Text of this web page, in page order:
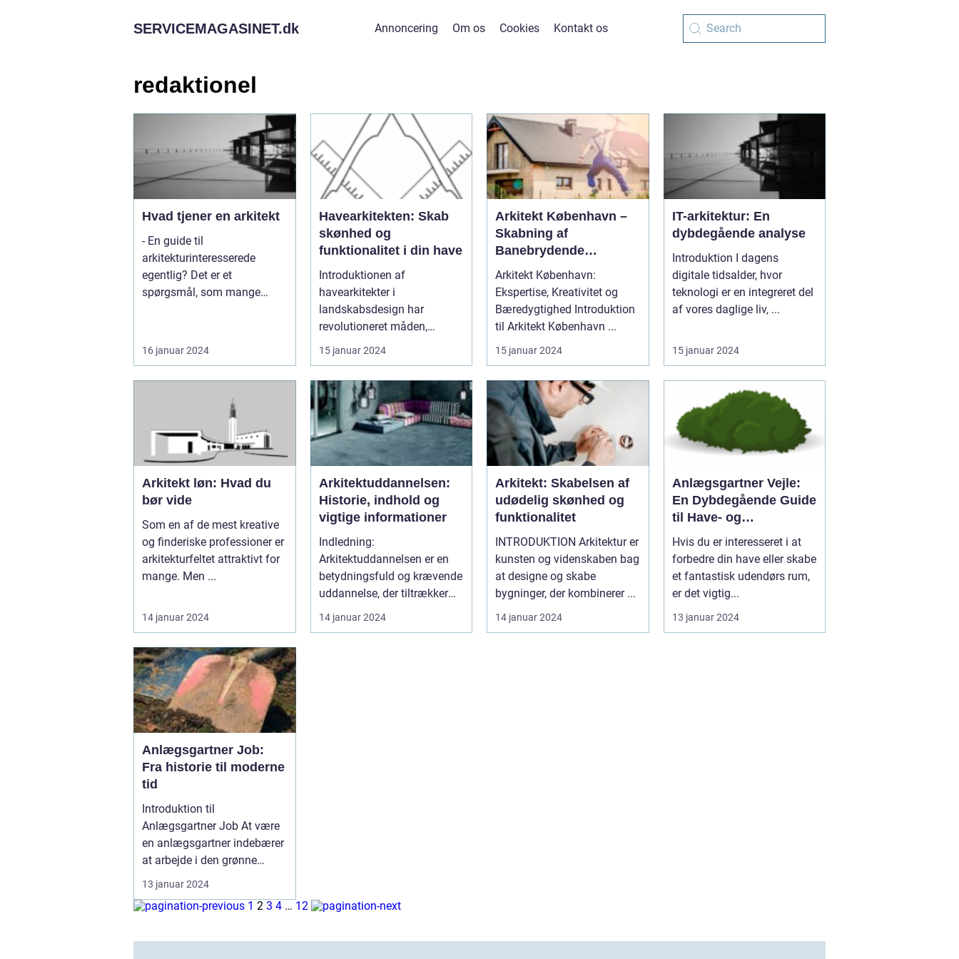
SERVICEMAGASINET.dk Annoncering Om os Cookies Kontakt os
redaktionel
Hvad tjener en arkitekt
- En guide til
arkitekturinteresserede
egentlig? Det er et
spørgsmål, som mange
16 januar 2024
Havearkitekten: Skab
skønhed og
funktionalitet i din have
Introduktionen af
havearkitekter i
landskabsdesign har
revolutioneret måden,
hvorpå vi skaber og opr...
15 januar 2024
Arkitekt København –
Skabning af
Banebrydende
Byggeværker
Arkitekt København:
Ekspertise, Kreativitet og
Bæredygtighed Introduktion
til Arkitekt København ...
15 januar 2024
IT-arkitektur: En
dybdegående analyse
Introduktion I dagens
digitale tidsalder, hvor
teknologi er en integreret del
af vores daglige liv, ...
15 januar 2024
Arkitekt løn: Hvad du
bør vide
Som en af de mest kreative
og finderiske professioner er
arkitekturfeltet attraktivt for
mange. Men ...
14 januar 2024
Arkitektuddannelsen:
Historie, indhold og
vigtige informationer
Indledning:
Arkitektuddannelsen er en
betydningsfuld og krævende
uddannelse, der tiltrækker
mange st...
14 januar 2024
Arkitekt: Skabelsen af
udødelig skønhed og
funktionalitet
INTRODUKTION Arkitektur er
kunsten og videnskaben bag
at designe og skabe
bygninger, der kombinerer ...
14 januar 2024
Anlægsgartner Vejle:
En Dybdegående Guide
til Have- og
Landskabsarbejde
Hvis du er interesseret i at
forbedre din have eller skabe
et fantastisk udendørs rum,
er det vigtig...
13 januar 2024
Anlægsgartner Job:
Fra historie til moderne
tid
Introduktion til
Anlægsgartner Job At være
en anlægsgartner indebærer
at arbejde i den grønne
sekto...
13 januar 2024
1 2 3 4 … 12